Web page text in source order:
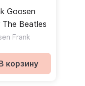
Goosen
The Beatles
Frank
корзину